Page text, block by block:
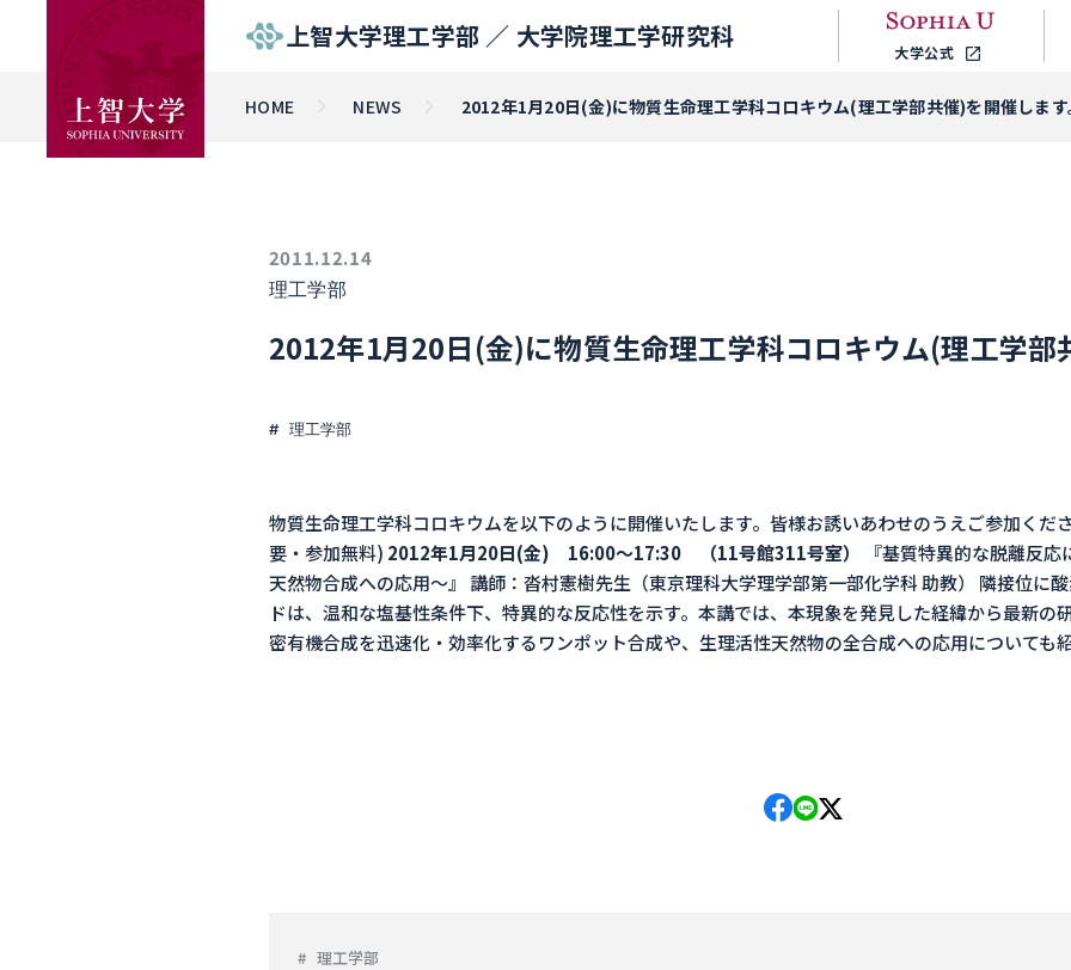
上智大学理工学部 ／ 大学院理工学研究科 大学公式
HOME NEWS 2012年1月20日(金)に物質生命理工学科コロキウム(理工学部共催)を開催します
2011.12.14
理工学部
2012年1月20日(金)に物質生命理工学科コロキウム(理工学部
理工学部
物質生命理工学科コロキウムを以下のように開催いたします。皆様お誘いあわせのうえご参加くだ
要・参加無料) 2012年1月20日(金) 16:00～17:30 （11号館311号室）
『基質特異的な脱離反
天然物合成への応用～』 講師：沓村憲樹先生（東京理科大学理学部第一部化学科 助教） 隣接位に
ドは、温和な塩基性条件下、特異的な反応性を示す。本講では、本現象を発見した経緯から最新の
密有機合成を迅速化・効率化するワンポット合成や、生理活性天然物の全合成への応用についても
理工学部